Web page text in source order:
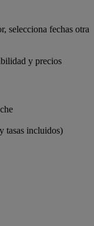
selecciona fechas otra
y precios
tasas incluidos)